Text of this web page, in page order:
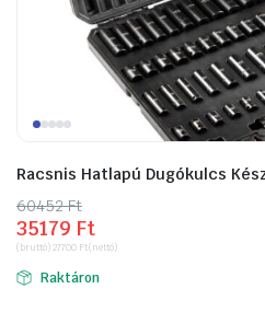
Racsnis Hatlapú Dugókulcs
60452Ft
Original
price
was:
60452 Ft.
35179 Ft
Current
price
is:
35179 Ft.
(bruttó)27700 Ft(nettó)
Raktáron